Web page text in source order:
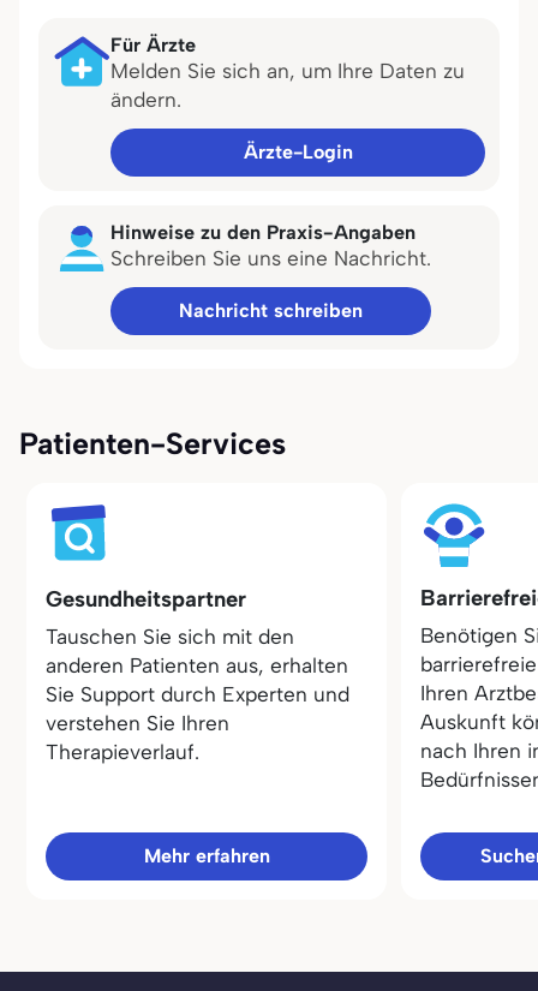
Für Ärzte
Melden Sie sich an, um Ihre Daten zu
ändern.
Ärzte-Login
Hinweise zu den Praxis-Angaben
Schreiben Sie uns eine Nachricht.
Nachricht schreiben
Patienten-Services
Gesundheitspartner
Tauschen Sie sich mit den
anderen Patienten aus, erhalten
Sie Support durch Experten und
verstehen Sie Ihren
Therapieverlauf.
Mehr erfahren
Benötigen
Ihren
Auskunft
nach Ihren